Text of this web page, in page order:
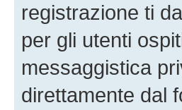
registrazione ti
per gli utenti
messaggistica
direttamente dal